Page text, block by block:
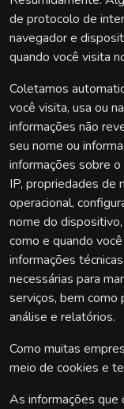
de protocolo de
navegador e
quando você visita
Coletamos
você visita, usa ou
informações não
seu nome ou
informações sobre
IP, propriedades de
operacional,
nome do
como e quando
informações
necessárias para
serviços, bem como
análise e relatórios.
Como muitas
meio de cookies e
As informações que